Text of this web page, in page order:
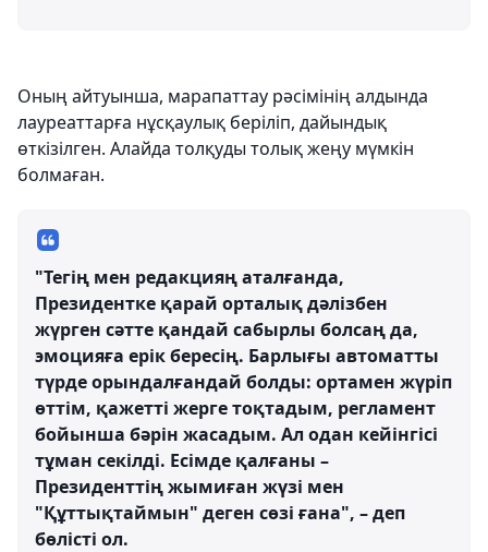
Оның айтуынша, марапаттау рәсімінің алдында
лауреаттарға нұсқаулық беріліп, дайындық
өткізілген. Алайда толқуды толық жеңу мүмкін
болмаған.
"Тегің мен редакцияң аталғанда,
Президентке қарай орталық дәлізбен
жүрген сәтте қандай сабырлы болсаң да,
эмоцияға ерік бересің. Барлығы автоматты
түрде орындалғандай болды: ортамен жүріп
өттім, қажетті жерге тоқтадым, регламент
бойынша бәрін жасадым. Ал одан кейінгісі
тұман секілді. Есімде қалғаны –
Президенттің жымиған жүзі мен
"Құттықтаймын" деген сөзі ғана", – деп
бөлісті ол.